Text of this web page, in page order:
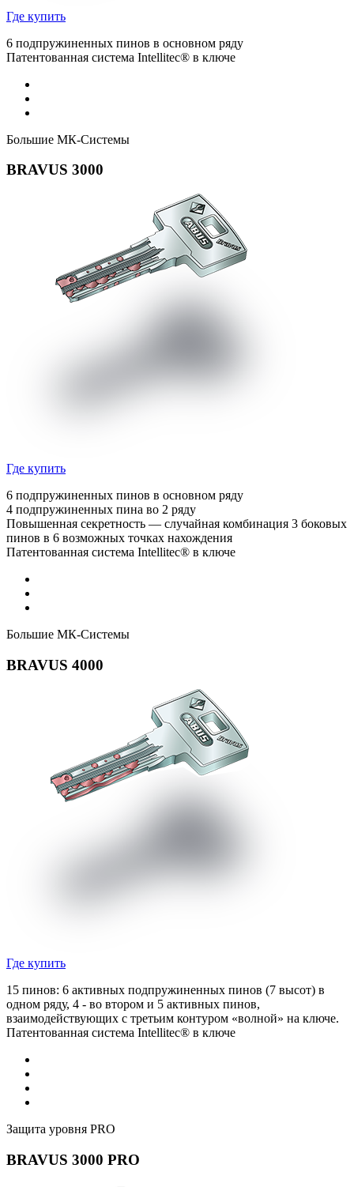
Где купить
6 подпружиненных пинов в основном ряду
Патентованная система Intellitec® в ключе
Большие МК-Системы
BRAVUS 3000
Где купить
6 подпружиненных пинов в основном ряду
4 подпружиненных пина во 2 ряду
Повышенная секретность — случайная комбинация 3 боковых
пинов в 6 возможных точках нахождения
Патентованная система Intellitec® в ключе
Большие МК-Системы
BRAVUS 4000
Где купить
15 пинов: 6 активных подпружиненных пинов (7 высот) в
одном ряду, 4 - во втором и 5 активных пинов,
взаимодействующих с третьим контуром «волной» на ключе.
Патентованная система Intellitec® в ключе
Защита уровня PRO
BRAVUS 3000 PRO